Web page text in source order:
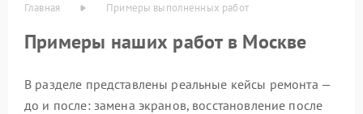
Главная Примеры выполненных работ
Примеры наших работ в Москве
В разделе представлены реальные кейсы ремонта —
до и после: замена экранов, восстановление после